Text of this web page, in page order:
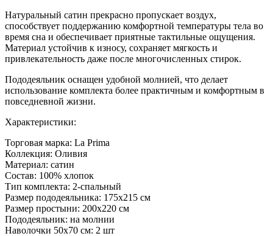
Натуральный сатин прекрасно пропускает воздух,
способствует поддержанию комфортной температуры тела во
время сна и обеспечивает приятные тактильные ощущения.
Материал устойчив к износу, сохраняет мягкость и
привлекательность даже после многочисленных стирок.
Пододеяльник оснащен удобной молнией, что делает
использование комплекта более практичным и комфортным в
повседневной жизни.
Характеристики:
Торговая марка: La Prima
Коллекция: Оливия
Материал: сатин
Состав: 100% хлопок
Тип комплекта: 2-спальный
Размер пододеяльника: 175x215 см
Размер простыни: 200x220 см
Пододеяльник: на молнии
Наволочки 50x70 см: 2 шт